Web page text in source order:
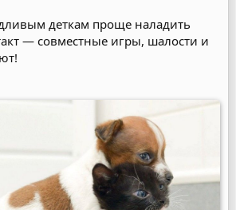
деткам проще наладить
— совместные игры, шалости и